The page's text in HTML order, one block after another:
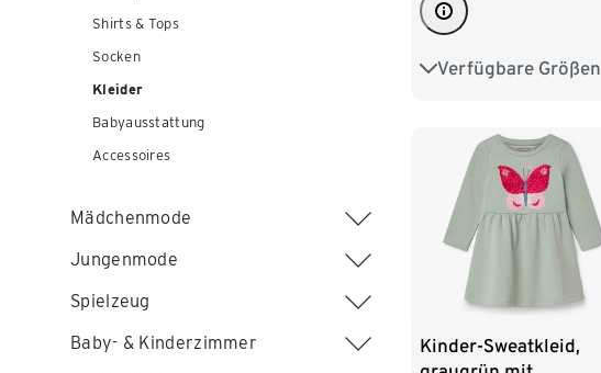
Shirts & Tops
Socken
Kleider
Babyausstattung
Accessoires
Mädchenmode
Jungenmode
Spielzeug
Baby- & Kinderzimmer
Verfügbare Größen
86/92 98/104
Kinder-Sweatkleid,